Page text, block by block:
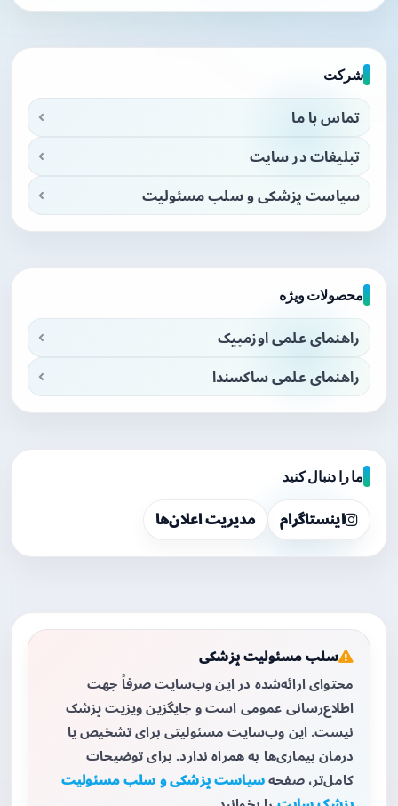
شرکت
تماس با ما
تبلیغات در سایت
سیاست پزشکی و سلب مسئولیت
محصولات ویژه
راهنمای علمی اوزمپیک
راهنمای علمی ساکسندا
ما را دنبال کنید
اینستاگرام مدیریت اعلان‌ها
سلب مسئولیت پزشکی
محتوای ارائه‌شده در این وب‌سایت صرفاً جهت
اطلاع‌رسانی عمومی است و جایگزین ویزیت پزشک
نیست. این وب‌سایت مسئولیتی برای تشخیص یا
درمان بیماری‌ها به همراه ندارد. برای توضیحات
کامل‌تر، صفحهسیاست پزشکی و سلب مسئولیت